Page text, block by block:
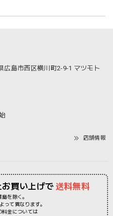
広島市西区横川町2-9-1 マツモト
店舗情報
買い上げで 送料無料
を除く。
って異なります。
料金については